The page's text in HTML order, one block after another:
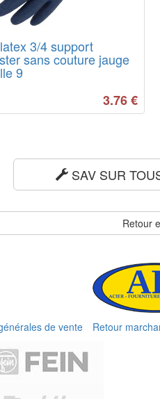
3/4 support
sans couture jauge
9
3.76€
SAV SUR
Retour
de vente Retour